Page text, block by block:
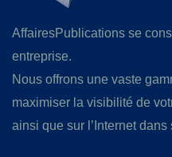
AffairesPublications se
entreprise.
Nous offrons une vaste
maximiser la visibilité de
ainsi que sur l’Internet